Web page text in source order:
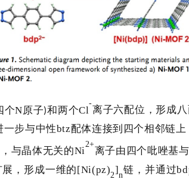
个N原子)和两个Cl
-
离子六配位，形成
一步与中性btz配体连接到四个相邻链
与晶体无关的Ni
2+
离子由四个吡唑基
，形成一维的[Ni(pz)2]n链，并通过